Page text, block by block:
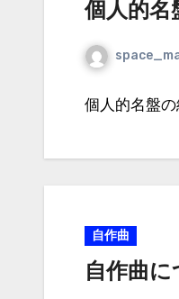
個人的
個人的名盤
自作曲
自作曲